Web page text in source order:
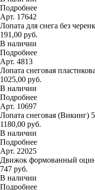
Подробнее
Арт. 17642
Лопата для снега без
191,00 руб.
В наличии
Подробнее
Арт. 4813
Лопата снеговая
1025,00 руб.
В наличии
Подробнее
Арт. 10697
Лопата снеговая (Викинг)
1180,00 руб.
В наличии
Подробнее
Арт. 22025
Движок формованный
747 руб.
В наличии
Подробнее